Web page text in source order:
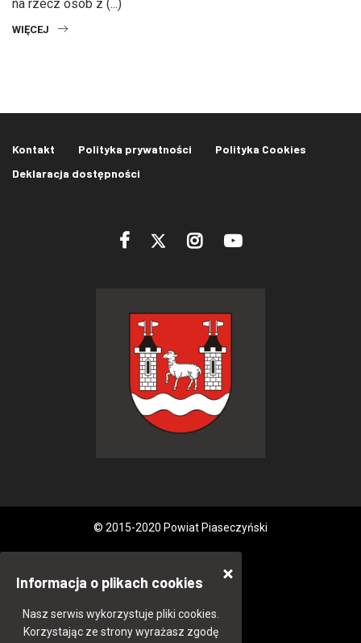
na rzecz osób z (...)
WIĘCEJ
Kontakt Polityka prywatności
Polityka Cookies
Deklaracja dostępności
© 2015-2020 Powiat Piaseczyński
Informacja o plikach cookies
Nasz serwis wykorzystuje pliki cookies.
Korzystając ze strony wyrażasz zgodę